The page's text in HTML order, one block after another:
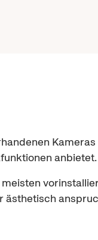
anbietet.
ästhetisch